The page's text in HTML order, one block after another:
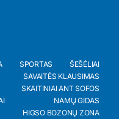
SPORTAS
ŠEŠĖLIAI
SAVAITĖS KLAUSIMAS
SKAITINIAI ANT SOFOS
NAMŲ GIDAS
HIGSO BOZONŲ ZONA